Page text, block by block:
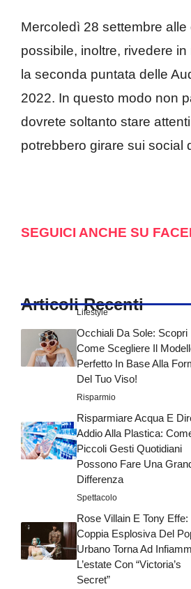
Mercoledì 28 settembre alle
possibile, inoltre, rivedere
la seconda puntata delle
2022. In questo modo non
dovrete soltanto stare
potrebbero girare sui social
SEGUICI ANCHE SU
Articoli Recenti
Lifestyle
Occhiali Da Sole: Scopri
Come Scegliere Il
Perfetto In Base Alla
Del Tuo Viso!
Risparmio
Risparmiare Acqua E
Addio Alla Plastica:
Piccoli Gesti Quotidiani
Possono Fare Una
Differenza
Spettacolo
Rose Villain E Tony Effe:
Coppia Esplosiva Del
Urbano Torna Ad
L’estate Con “Victoria’s
Secret”